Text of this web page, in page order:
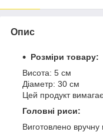
Опис
Розміри товару:
Висота: 5 см
Діаметр: 30 см
Цей продукт
Головні риси:
Виготовлено